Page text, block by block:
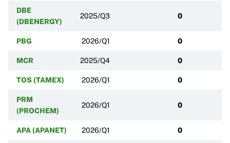
DBE
(DBENERGY)
2025/Q3 0
PBG 2026/Q1 0
MCR 2025/Q4 0
TOS (TAMEX) 2026/Q1 0
PRM
(PROCHEM)
2026/Q1 0
APA (APANET) 2026/Q1 0